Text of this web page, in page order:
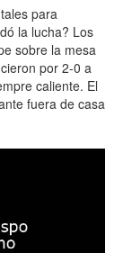
para
la lucha? Los
sobre la mesa
por 2-0 a
caliente. El
fuera de casa